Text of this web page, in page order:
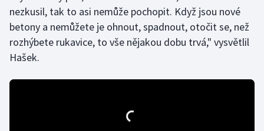
Plavání
Plážový volejbal
Ragby
nezkusil, tak to asi nemůže pochopit. Když jsou nové
betony a nemůžete je ohnout, spadnout, otočit se, než
rozhýbete rukavice, to vše nějakou dobu trvá," vysvětlil
Hašek.